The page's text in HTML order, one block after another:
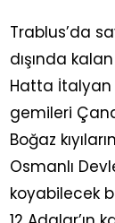
Trablus’da
dışında
Hatta İtalyan
gemileri
Boğaz
Osmanlı
koyabilecek